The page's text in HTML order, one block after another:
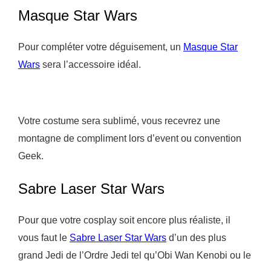
Masque Star Wars
Pour compléter votre déguisement, un Masque Star
Wars sera l’accessoire idéal.
Votre costume sera sublimé, vous recevrez une
montagne de compliment lors d’event ou convention
Geek.
Sabre Laser Star Wars
Pour que votre cosplay soit encore plus réaliste, il
vous faut le Sabre Laser Star Wars d’un des plus
grand Jedi de l’Ordre Jedi tel qu’Obi Wan Kenobi ou le